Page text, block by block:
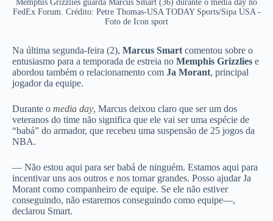
Memphis Grizzlies guarda Marcus Smart (36) durante o media day no
FedEx Forum. Crédito: Petre Thomas-USA TODAY Sports/Sipa USA -
Foto de Icon sport
Na última segunda-feira (2), Marcus Smart comentou sobre o
entusiasmo para a temporada de estreia no Memphis Grizzlies e
abordou também o relacionamento com Ja Morant, principal
jogador da equipe.
Durante o media day, Marcus deixou claro que ser um dos
veteranos do time não significa que ele vai ser uma espécie de
“babá” do armador, que recebeu uma suspensão de 25 jogos da
NBA.
— Não estou aqui para ser babá de ninguém. Estamos aqui para
incentivar uns aos outros e nos tornar grandes. Posso ajudar Ja
Morant como companheiro de equipe. Se ele não estiver
conseguindo, não estaremos conseguindo como equipe—,
declarou Smart.